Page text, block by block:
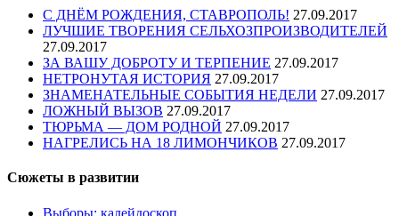
С ДНЁМ РОЖДЕНИЯ, СТАВРОПОЛЬ! 27.09.2017
ЛУЧШИЕ ТВОРЕНИЯ СЕЛЬХОЗПРОИЗВОДИТЕЛЕЙ
27.09.2017
ЗА ВАШУ ДОБРОТУ И ТЕРПЕНИЕ 27.09.2017
НЕТРОНУТАЯ ИСТОРИЯ 27.09.2017
ЗНАМЕНАТЕЛЬНЫЕ СОБЫТИЯ НЕДЕЛИ 27.09.2017
ЛОЖНЫЙ ВЫЗОВ 27.09.2017
ТЮРЬМА — ДОМ РОДНОЙ 27.09.2017
НАГРЕЛИСЬ НА 18 ЛИМОНЧИКОВ 27.09.2017
Сюжеты в развитии
Выборы: калейдоскоп